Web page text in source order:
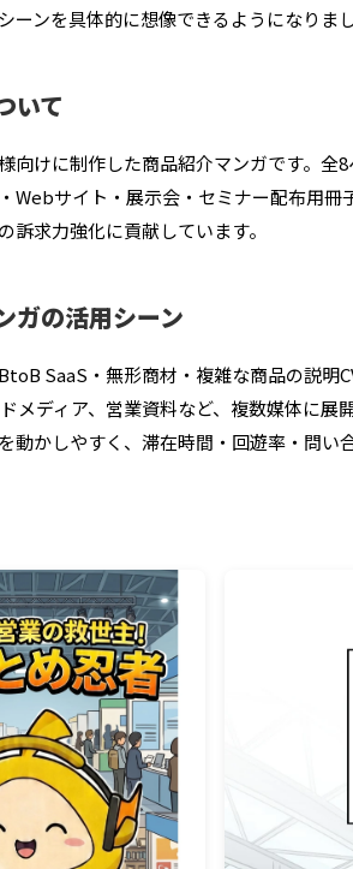
ーンを具体的に想像できるようになりまし
いて
向けに制作した商品紹介マンガです。全
Webサイト・展示会・セミナー配布用冊
訴求力強化に貢献しています。
ガの活用シーン
SaaS・無形商材・複雑な商品の説明
メディア、営業資料など、複数媒体に展
動かしやすく、滞在時間・回遊率・問い